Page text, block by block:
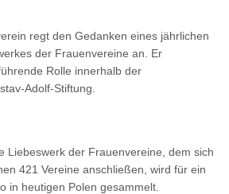
regt den Gedanken eines jährlichen
der Frauenvereine an. Er
Rolle innerhalb der
Adolf-Stiftung.
Liebeswerk der Frauenvereine, dem sich
421 Vereine anschließen, wird für ein
in heutigen Polen gesammelt.